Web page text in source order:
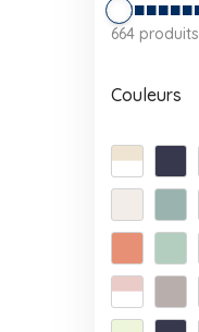
664 produits
Couleurs